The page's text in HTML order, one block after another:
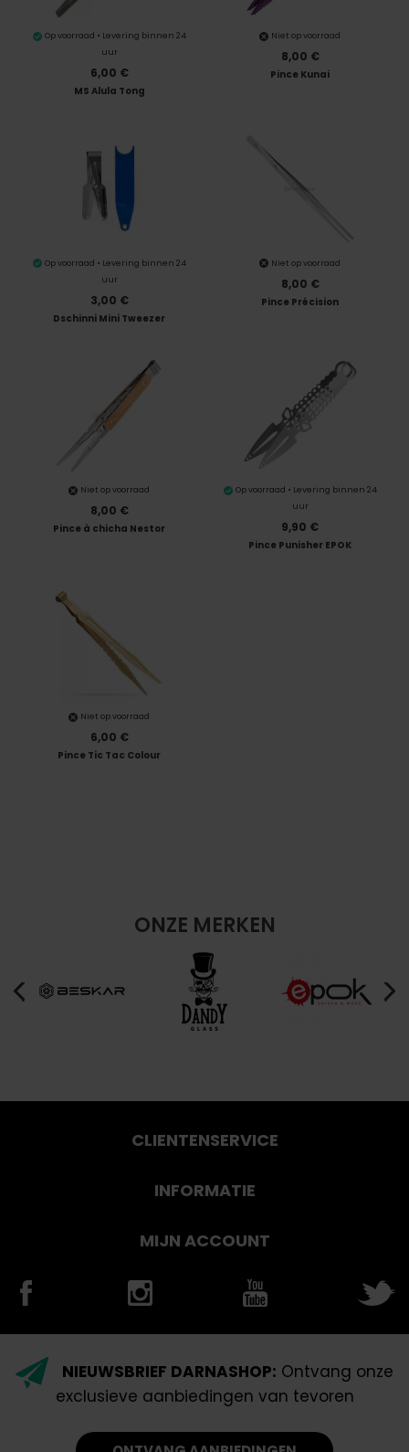
Op voorraad • Levering binnen 24
uur
6,00 €
MS Alula Tong
Niet op voorraad
8,00 €
Pince Kunai
Op voorraad • Levering binnen 24
uur
3,00 €
Dschinni Mini Tweezer
Niet op voorraad
8,00 €
Pince Précision
Niet op voorraad
8,00 €
Pince à chicha Nestor
Op voorraad • Levering binnen 24
uur
9,90 €
Pince Punisher EPOK
Niet op voorraad
6,00 €
Pince Tic Tac Colour
ONZE MERKEN
CLIENTENSERVICE
INFORMATIE
MIJN ACCOUNT
NIEUWSBRIEF DARNASHOP: Ontvang onze
exclusieve aanbiedingen van tevoren